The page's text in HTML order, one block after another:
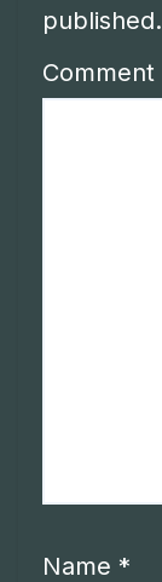
published.
Comment
Name *